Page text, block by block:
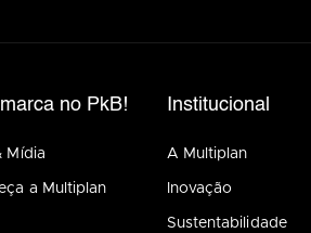
no PkB!
Mídia
a Multiplan
Institucional
A Multiplan
Inovação
Sustentabilidade